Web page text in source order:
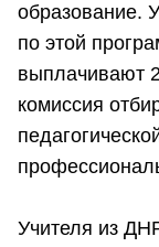
образование.
по этой
выплачивают
комиссия
Учителя из